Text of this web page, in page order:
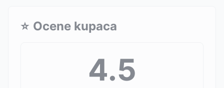
⭐ Ocene kupaca
4.5